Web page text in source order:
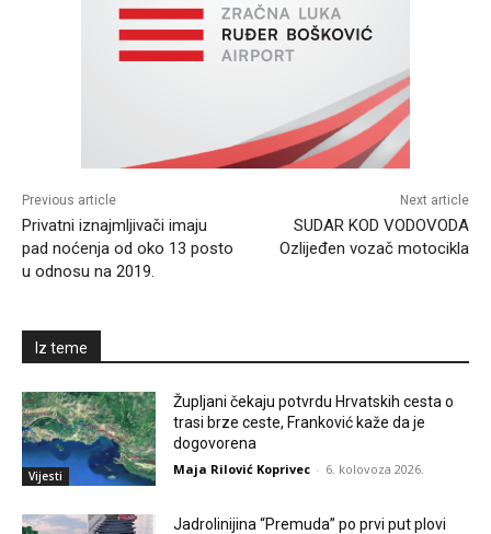
Previous article
Privatni iznajmljivači imaju
pad noćenja od oko 13 posto
u odnosu na 2019.
Next article
SUDAR KOD VODOVODA
Ozlijeđen vozač motocikla
Iz teme
Vijesti
Župljani čekaju potvrdu Hrvatskih cesta o
trasi brze ceste, Franković kaže da je
dogovorena
Maja Rilović Koprivec - 6. kolovoza 2026.
Jadrolinijina “Premuda” po prvi put plovi